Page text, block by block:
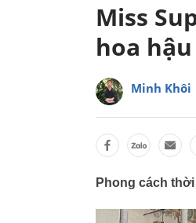
Miss
hoa
Minh Khôi
Phong cách